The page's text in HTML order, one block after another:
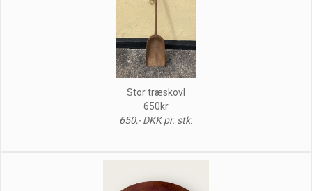
Stor træskovl
650kr
650,- DKK pr. stk.